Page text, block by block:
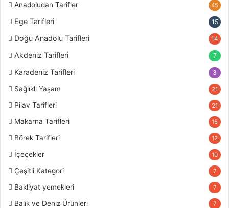
Anadoludan Tarifler 45
Ege Tarifleri 15
Doğu Anadolu Tarifleri 14
Akdeniz Tarifleri 7
Karadeniz Tarifleri 3
Sağlıklı Yaşam 21
Pilav Tarifleri 21
Makarna Tarifleri 15
Börek Tarifleri 12
İçeçekler 10
Çeşitli Kategori 7
Bakliyat yemekleri 7
Balık ve Deniz Ürünleri 7